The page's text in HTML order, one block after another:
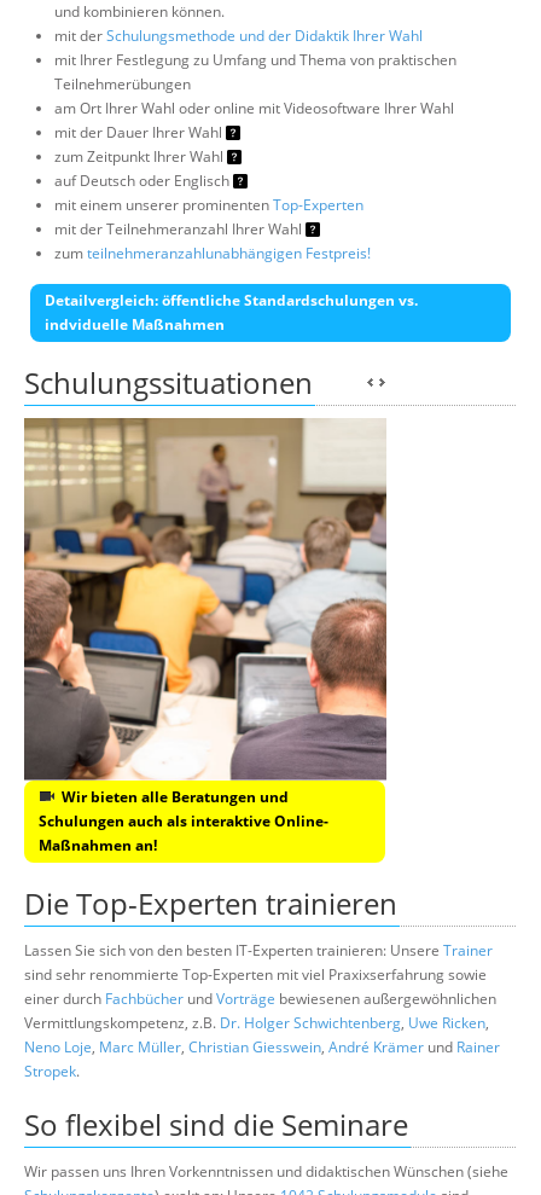
und kombinieren können.
mit derSchulungsmethode und der Didaktik Ihrer Wahl
mit Ihrer Festlegung zu Umfang und Thema von praktischen
Teilnehmerübungen
am Ort Ihrer Wahl oder online mit Videosoftware Ihrer Wahl
mit der Dauer Ihrer Wahl
zum Zeitpunkt Ihrer Wahl
auf Deutsch oder Englisch
mit einem unserer prominentenTop-Experten
mit der Teilnehmeranzahl Ihrer Wahl
zumteilnehmeranzahlunabhängigen Festpreis!
Detailvergleich: öffentliche Standardschulungen vs.
indviduelle Maßnahmen
Schulungssituationen
Wir bieten alle Beratungen und
Schulungen auch als interaktive Online-
Maßnahmen an!
Die Top-Experten trainieren
Lassen Sie sich von den besten IT-Experten trainieren: Unsere Trainer
sind sehr renommierte Top-Experten mit viel Praxixserfahrung sowie
einer durch Fachbücher undVorträge bewiesenen außergewöhnlichen
Vermittlungskompetenz, z.B. Dr. Holger Schwichtenberg, Uwe Ricken,
Neno Loje, Marc Müller, Christian Giesswein, André Krämer und Rainer
Stropek.
So flexibel sind die Seminare
Wir passen uns Ihren Vorkenntnissen und didaktischen Wünschen (siehe